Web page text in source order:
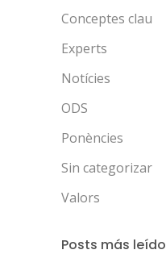
Conceptes clau
Experts
Notícies
ODS
Ponències
Sin categorizar
Valors
Posts más